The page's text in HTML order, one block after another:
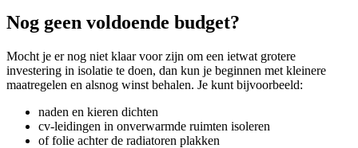
Nog geen voldoende budget?
Mocht je er nog niet klaar voor zijn om een ietwat grotere
investering in isolatie te doen, dan kun je beginnen met kleinere
maatregelen en alsnog winst behalen. Je kunt bijvoorbeeld:
naden en kieren dichten
cv-leidingen in onverwarmde ruimten isoleren
of folie achter de radiatoren plakken